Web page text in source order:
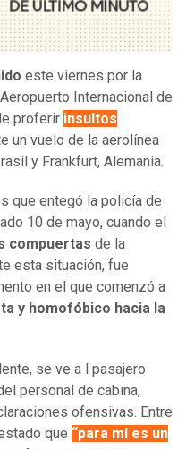
este viernes por la
Internacional de
proferir insultos
un vuelo de la aerolínea
y Frankfurt, Alemania.
que entegó la policía de
10 de mayo, cuando el
compuertas de la
esta situación, fue
en el que comenzó a
y homofóbico hacia la
se ve a l pasajero
personal de cabina,
ofensivas. Entre
que “para mí es un